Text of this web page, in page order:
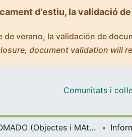
d'estiu, la validació
de verano, la validación de
document validation will
Comunitats i
OMADO (Objectes i MAterials DOcents)